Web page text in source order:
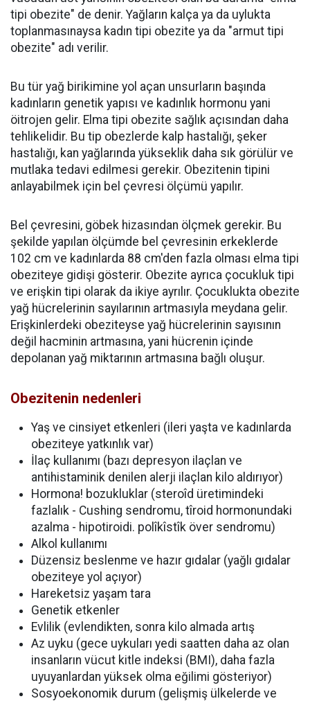
tipi obezite" de denir. Yağların kalça ya da uylukta
toplanmasınaysa kadın tipi obezite ya da "armut tipi
obezite" adı verilir.
Bu tür yağ birikimine yol açan unsurların başında
kadınların genetik yapısı ve kadınlık hormonu yani
öitrojen gelir. Elma tipi obezite sağlık açısından daha
tehlikelidir. Bu tip obezlerde kalp hastalığı, şeker
hastalığı, kan yağlarında yükseklik daha sık görülür ve
mutlaka tedavi edilmesi gerekir. Obezitenin tipini
anlayabilmek için bel çevresi ölçümü yapılır.
Bel çevresini, göbek hizasından ölçmek gerekir. Bu
şekilde yapılan ölçümde bel çevresinin erkeklerde
102 cm ve kadınlarda 88 cm'den fazla olması elma tipi
obeziteye gidişi gösterir. Obezite ayrıca çocukluk tipi
ve erişkin tipi olarak da ikiye ayrılır. Çocuklukta obezite
yağ hücrelerinin sayılarının artmasıyla meydana gelir.
Erişkinlerdeki obeziteyse yağ hücrelerinin sayısının
değil hacminin artmasına, yani hücrenin içinde
depolanan yağ miktarının artmasına bağlı oluşur.
Obezitenin nedenleri
Yaş ve cinsiyet etkenleri (ileri yaşta ve kadınlarda
obeziteye yatkınlık var)
İlaç kullanımı (bazı depresyon ilaçlan ve
antihistaminik denilen alerji ilaçlan kilo aldırıyor)
Hormona! bozukluklar (steroîd üretimindeki
fazlalık - Cushing sendromu, tîroid hormonundaki
azalma - hipotiroidi. polîkîstîk över sendromu)
Alkol kullanımı
Düzensiz beslenme ve hazır gıdalar (yağlı gıdalar
obeziteye yol açıyor)
Hareketsiz yaşam tara
Genetik etkenler
Evlilik (evlendikten, sonra kilo almada artış
Az uyku (gece uykuları yedi saatten daha az olan
insanların vücut kitle indeksi (BMI), daha fazla
uyuyanlardan yüksek olma eğilimi gösteriyor)
Sosyoekonomik durum (gelişmiş ülkelerde ve